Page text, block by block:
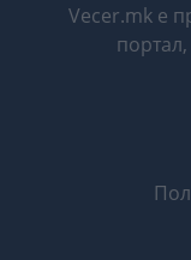
Vecer.mk е